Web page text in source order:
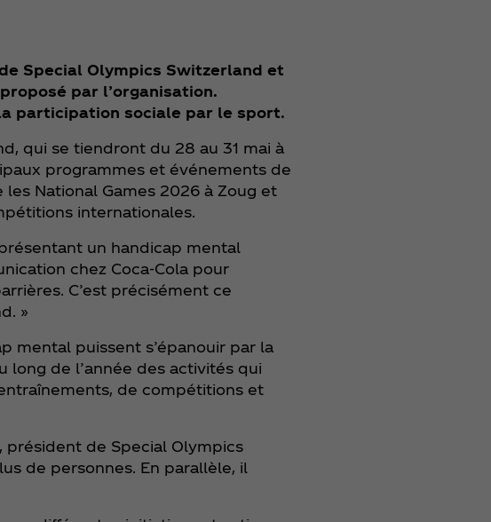
Special Olympics Switzerland et
par l’organisation.
participation sociale par le sport.
qui se tiendront du 28 au 31 mai à
programmes et événements de
National Games 2026 à Zoug et
internationales.
un handicap mental
chez Coca‑Cola pour
C’est précisément ce
»
mental puissent s’épanouir par la
long de l’année des activités qui
de compétitions et
président de Special Olympics
de personnes. En parallèle, il